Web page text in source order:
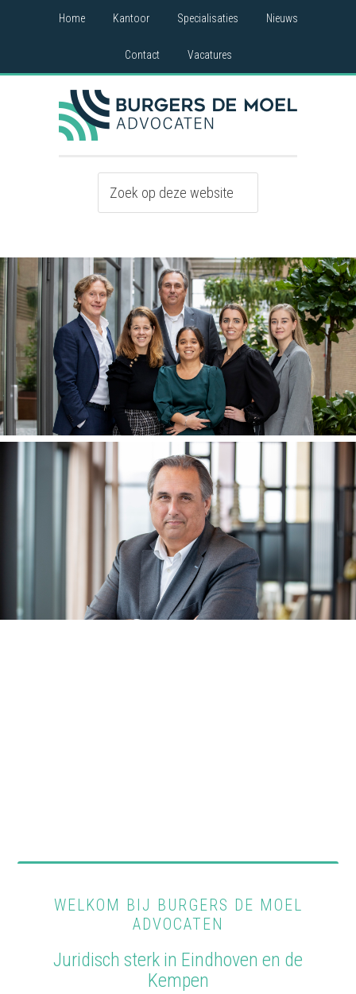
Home Kantoor Specialisaties Nieuws
Contact Vacatures
WELKOM BIJ BURGERS DE MOEL
ADVOCATEN
Juridisch sterk in Eindhoven en de
Kempen